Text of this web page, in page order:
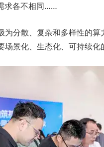
求各不相同……
为分散、复杂和多样性的
景化、生态化、可持续化